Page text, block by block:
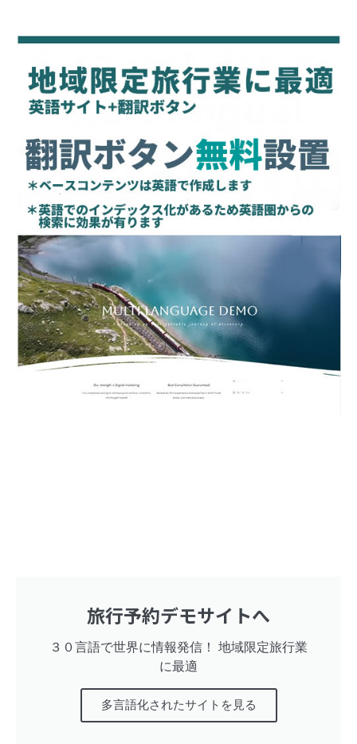
旅行予約デモサイトへ
３０言語で世界に情報発信！ 地域限定旅行業
に最適
多言語化されたサイトを見る